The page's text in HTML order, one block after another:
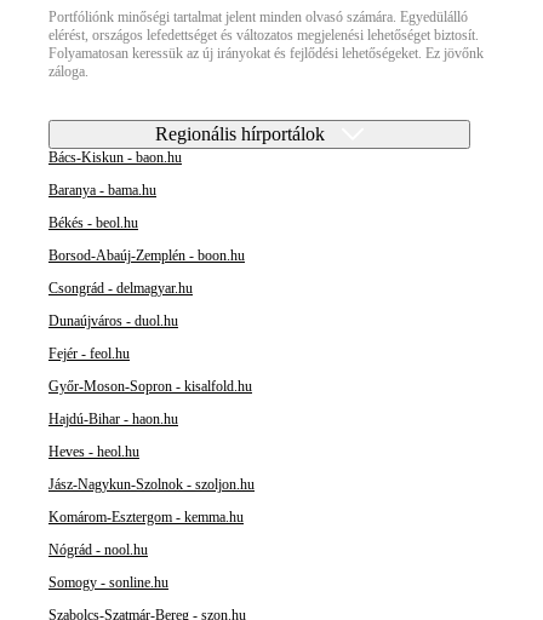
Portfóliónk minőségi tartalmat jelent minden olvasó számára. Egyedülálló
elérést, országos lefedettséget és változatos megjelenési lehetőséget biztosít.
Folyamatosan keressük az új irányokat és fejlődési lehetőségeket. Ez jövőnk
záloga.
Regionális hírportálok
Bács-Kiskun - baon.hu
Baranya - bama.hu
Békés - beol.hu
Borsod-Abaúj-Zemplén - boon.hu
Csongrád - delmagyar.hu
Dunaújváros - duol.hu
Fejér - feol.hu
Győr-Moson-Sopron - kisalfold.hu
Hajdú-Bihar - haon.hu
Heves - heol.hu
Jász-Nagykun-Szolnok - szoljon.hu
Komárom-Esztergom - kemma.hu
Nógrád - nool.hu
Somogy - sonline.hu
Szabolcs-Szatmár-Bereg - szon.hu